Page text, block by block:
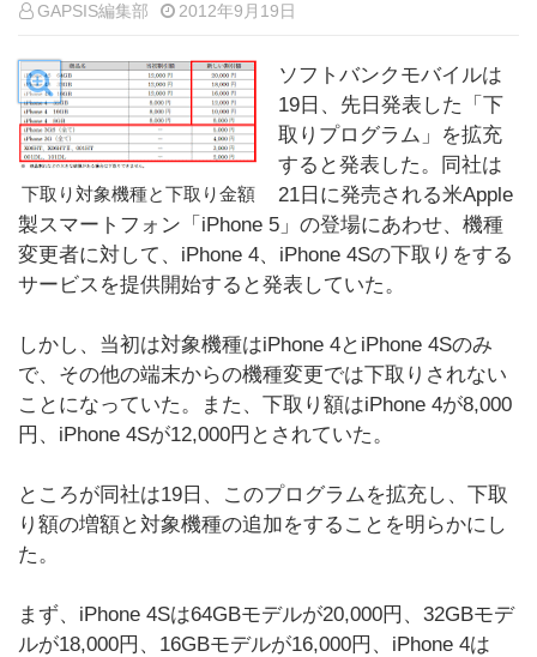
GAPSIS編集部 2012年9月19日
下取り対象機種と下取り金額
ソフトバンクモバイルは
19日、先日発表した「下
取りプログラム」を拡充
すると発表した。同社は
21日に発売される米Apple
製スマートフォン「iPhone 5」の登場にあわせ、機種
変更者に対して、iPhone 4、iPhone 4Sの下取りをする
サービスを提供開始すると発表していた。
しかし、当初は対象機種はiPhone 4とiPhone 4Sのみ
で、その他の端末からの機種変更では下取りされない
ことになっていた。また、下取り額はiPhone 4が8,000
円、iPhone 4Sが12,000円とされていた。
ところが同社は19日、このプログラムを拡充し、下取
り額の増額と対象機種の追加をすることを明らかにし
た。
まず、iPhone 4Sは64GBモデルが20,000円、32GBモデ
ルが18,000円、16GBモデルが16,000円、iPhone 4は